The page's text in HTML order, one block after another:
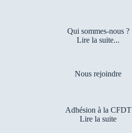
Qui sommes-nous ?
Lire la suite...
Nous rejoindre
Adhésion à la CFDT
Lire la suite